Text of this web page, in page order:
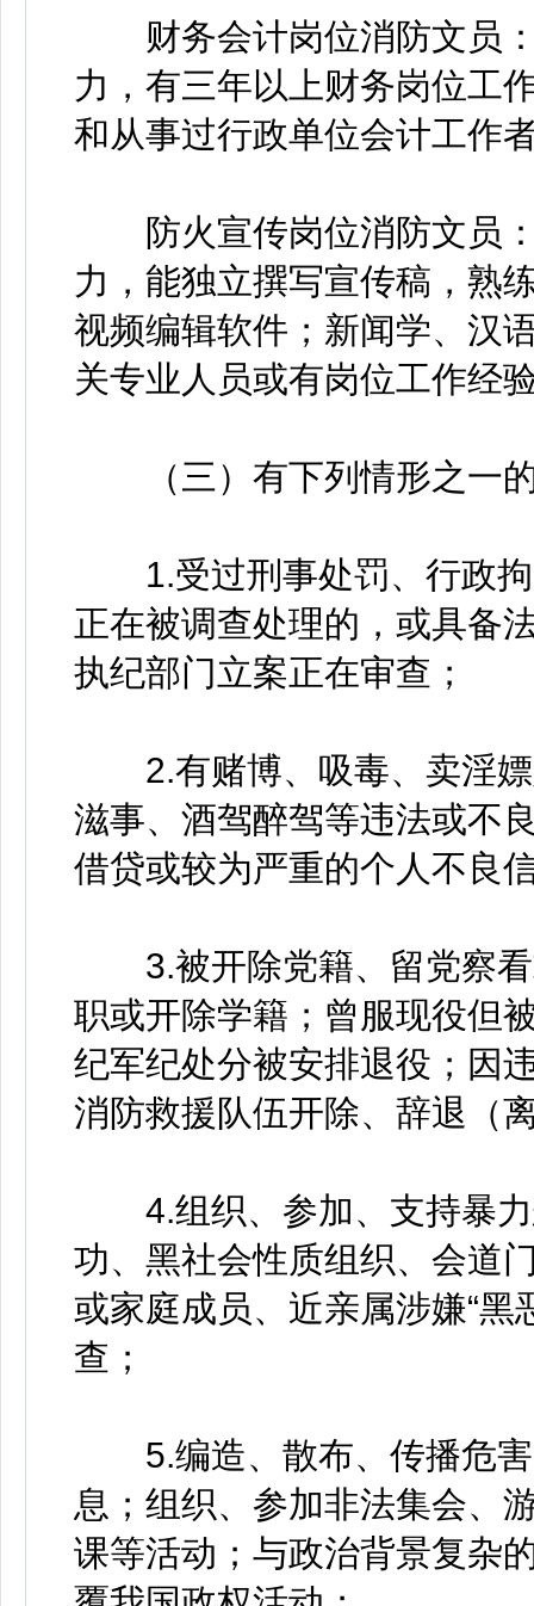
财务会计岗位消防文员：
力，有三年以上财务岗位工
和从事过行政单位会计工作
防火宣传岗位消防文员：
力，能独立撰写宣传稿，熟
视频编辑软件；新闻学、汉
关专业人员或有岗位工作经
（三）有下列情形之一的
1.受过刑事处罚、行政拘
正在被调查处理的，或具备
执纪部门立案正在审查；
2.有赌博、吸毒、卖淫嫖
滋事、酒驾醉驾等违法或不
借贷或较为严重的个人不良
3.被开除党籍、留党察看
职或开除学籍；曾服现役但
纪军纪处分被安排退役；因
消防救援队伍开除、辞退（
4.组织、参加、支持暴力
功、黑社会性质组织、会道
或家庭成员、近亲属涉嫌“黑
查；
5.编造、散布、传播危害
息；组织、参加非法集会、
课等活动；与政治背景复杂